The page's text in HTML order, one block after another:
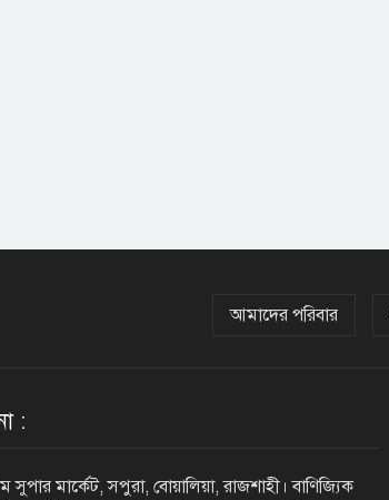
আমাদের পরিবার
:
মার্কেট, সপুরা, বোয়ালিয়া, রাজশাহী। বাণিজ্যিক